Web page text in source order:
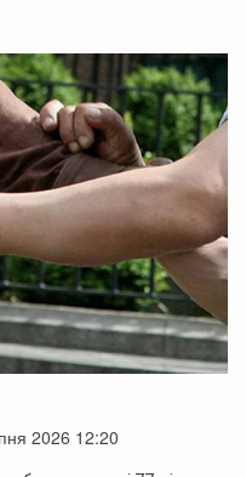
2026 12:20